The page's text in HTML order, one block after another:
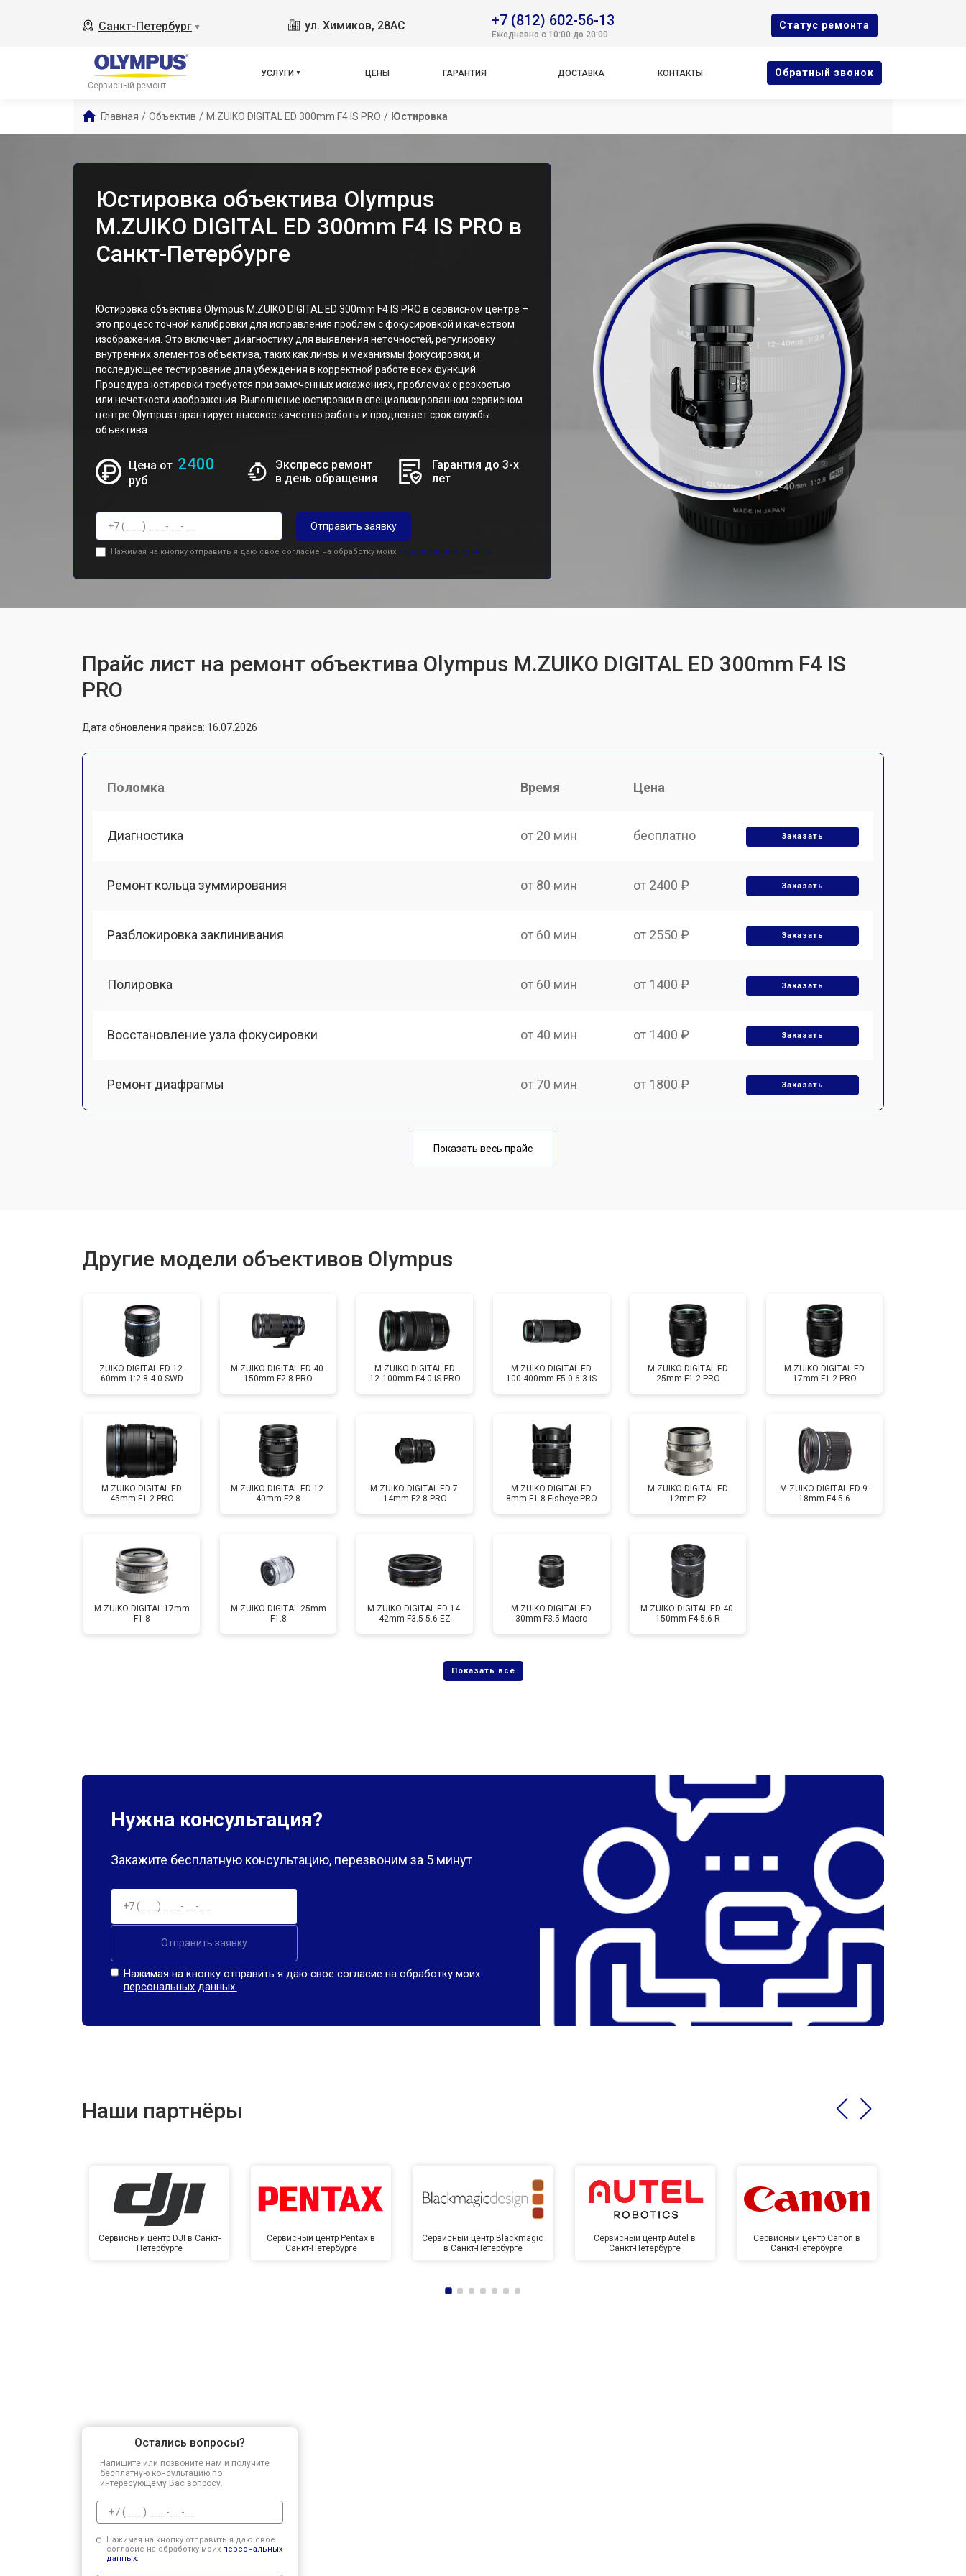
Санкт-Петербург ▼ ул. Химиков, 28АС +7 (812) 602-56-13
Ежедневно с 10:00 до 20:00
Cтатус ремонта
Сервисный ремонт
УСЛУГИ ЦЕНЫ ГАРАНТИЯ ДОСТАВКА КОНТАКТЫ Oбратный звонок
Главная / Объектив / M.ZUIKO DIGITAL ED 300mm F4 IS PRO / Юстировка
Юстировка объектива Olympus
M.ZUIKO DIGITAL ED 300mm F4 IS PRO в
Санкт-Петербурге
Юстировка объектива Olympus M.ZUIKO DIGITAL ED 300mm F4 IS PRO в сервисном центре –
это процесс точной калибровки для исправления проблем с фокусировкой и качеством
изображения. Это включает диагностику для выявления неточностей, регулировку
внутренних элементов объектива, таких как линзы и механизмы фокусировки, и
последующее тестирование для убеждения в корректной работе всех функций.
Процедура юстировки требуется при замеченных искажениях, проблемах с резкостью
или нечеткости изображения. Выполнение юстировки в специализированном сервисном
центре Olympus гарантирует высокое качество работы и продлевает срок службы
объектива
Цена от 2400
руб
Экспресс ремонт
в день обращения
Гарантия до 3-х
лет
Отправить заявку
Нажимая на кнопку отправить я даю свое согласие на обработку моих персональных данных.
Прайс лист на ремонт объектива Olympus M.ZUIKO DIGITAL ED 300mm F4 IS
PRO
Дата обновления прайса: 16.07.2026
Поломка Время Цена
Диагностика от 20 мин бесплатно Заказать
Ремонт кольца зуммирования от 80 мин от 2400 ₽ Заказать
Разблокировка заклинивания от 60 мин от 2550 ₽ Заказать
Полировка от 60 мин от 1400 ₽ Заказать
Восстановление узла фокусировки от 40 мин от 1400 ₽ Заказать
Ремонт диафрагмы от 70 мин от 1800 ₽ Заказать
от 50 мин
Показать весь прайс
Другие модели объективов Olympus
ZUIKO DIGITAL ED 12-
60mm 1:2.8-4.0 SWD
M.ZUIKO DIGITAL ED 40-
150mm F2.8 PRO
M.ZUIKO DIGITAL ED
12‑100mm F4.0 IS PRO
M.ZUIKO DIGITAL ED
100-400mm F5.0-6.3 IS
M.ZUIKO DIGITAL ED
25mm F1.2 PRO
M.ZUIKO DIGITAL ED
17mm F1.2 PRO
M.ZUIKO DIGITAL ED
45mm F1.2 PRO
M.ZUIKO DIGITAL ED 12-
40mm F2.8
M.ZUIKO DIGITAL ED 7-
14mm F2.8 PRO
M.ZUIKO DIGITAL ED
8mm F1.8 Fisheye PRO
M.ZUIKO DIGITAL ED
12mm F2
M.ZUIKO DIGITAL ED 9-
18mm F4-5.6
M.ZUIKO DIGITAL 17mm
F1.8
M.ZUIKO DIGITAL 25mm
F1.8
M.ZUIKO DIGITAL ED 14-
42mm F3.5-5.6 EZ
M.ZUIKO DIGITAL ED
30mm F3.5 Macro
M.ZUIKO DIGITAL ED 40-
150mm F4-5.6 R
Нужна консультация?
Закажите бесплатную консультацию, перезвоним за 5 минут
Отправить заявку
Нажимая на кнопку отправить я даю свое согласие на обработку моих
персональных данных.
Наши партнёры
Сервисный центр DJI в Санкт-
Петербурге
Сервисный центр Pentax в
Санкт-Петербурге
Сервисный центр Blackmagic
в Санкт-Петербурге
Сервисный центр Autel в
Санкт-Петербурге
Сервисный центр Canon в
Санкт-Петербурге
Остались вопросы?
Напишите или позвоните нам и получите
бесплатную консультацию по
интересующему Вас вопросу.
Нажимая на кнопку отправить я даю свое
согласие на обработку моих персональных
данных.